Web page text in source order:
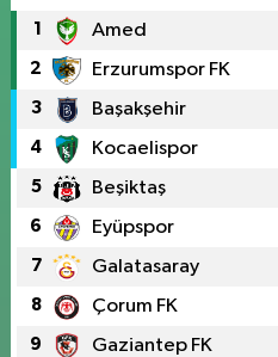
1 Amed
2 Erzurumspor FK
3 Başakşehir
4 Kocaelispor
5 Beşiktaş
6 Eyüpspor
7 Galatasaray
8 Çorum FK
9 Gaziantep FK